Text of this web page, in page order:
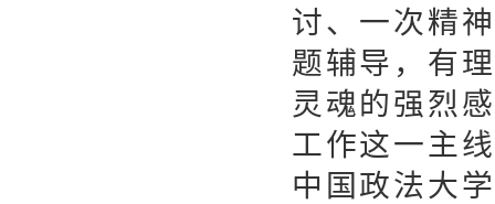
讨、一次精
题辅导，有
灵魂的强烈
工作这一主
中国政法大